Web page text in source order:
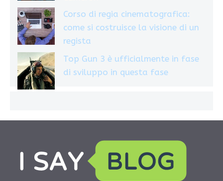
Corso di regia cinematografica:
come si costruisce la visione di un
regista
Top Gun 3 è ufficialmente in fase
di sviluppo in questa fase